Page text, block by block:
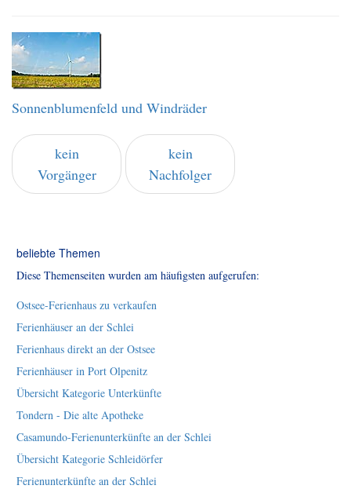
Sonnenblumenfeld und Windräder
kein
Vorgänger
kein
Nachfolger
beliebte Themen
Diese Themenseiten wurden am häufigsten aufgerufen:
Ostsee-Ferienhaus zu verkaufen
Ferienhäuser an der Schlei
Ferienhaus direkt an der Ostsee
Ferienhäuser in Port Olpenitz
Übersicht Kategorie Unterkünfte
Tondern - Die alte Apotheke
Casamundo-Ferienunterkünfte an der Schlei
Übersicht Kategorie Schleidörfer
Ferienunterkünfte an der Schlei